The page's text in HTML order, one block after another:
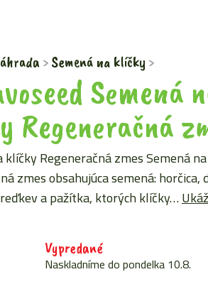
Semená na klíčky
Semená
Regeneračná
klíčky Regeneračná zmes Semená
zmes obsahujúca semená: horčica,
a pažítka, ktorých klíčky…
Vypredané
Naskladníme do pondelka 10.8.